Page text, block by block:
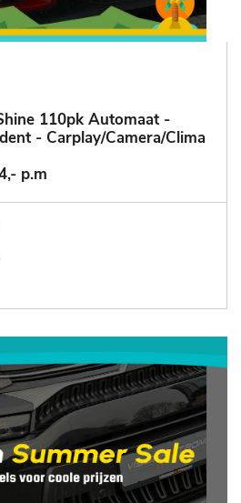
110pk Automaat -
- Carplay/Camera/Clima
p.m